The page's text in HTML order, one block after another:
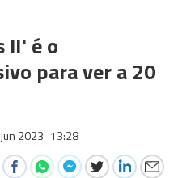
II' é o
para ver a 20
2023 13:28